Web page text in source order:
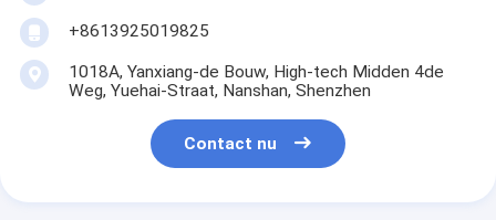
+8613925019825
1018A, Yanxiang-de Bouw, High-tech Midden 4de
Weg, Yuehai-Straat, Nanshan, Shenzhen
Contact nu